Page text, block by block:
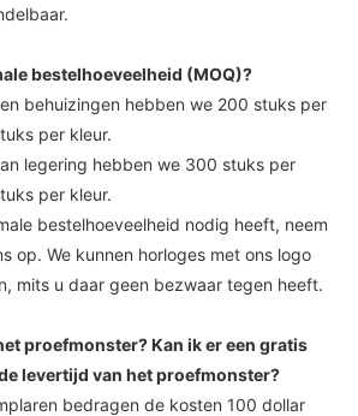
bestelhoeveelheid (MOQ)?
behuizingen hebben we 200 stuks per
per kleur.
legering hebben we 300 stuks per
per kleur.
bestelhoeveelheid nodig heeft, neem
op. We kunnen horloges met ons logo
mits u daar geen bezwaar tegen heeft.
proefmonster? Kan ik er een gratis
levertijd van het proefmonster?
bedragen de kosten 100 dollar